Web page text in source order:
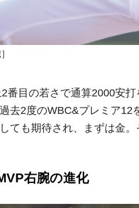
番目の若さで通算2000安
去2度のWBC&プレミア12
ても期待され、まずは金
右腕の進化